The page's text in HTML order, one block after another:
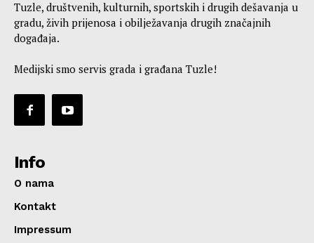
Tuzle, društvenih, kulturnih, sportskih i drugih dešavanja u
gradu, živih prijenosa i obilježavanja drugih značajnih
događaja.
Medijski smo servis grada i građana Tuzle!
Info
O nama
Kontakt
Impressum